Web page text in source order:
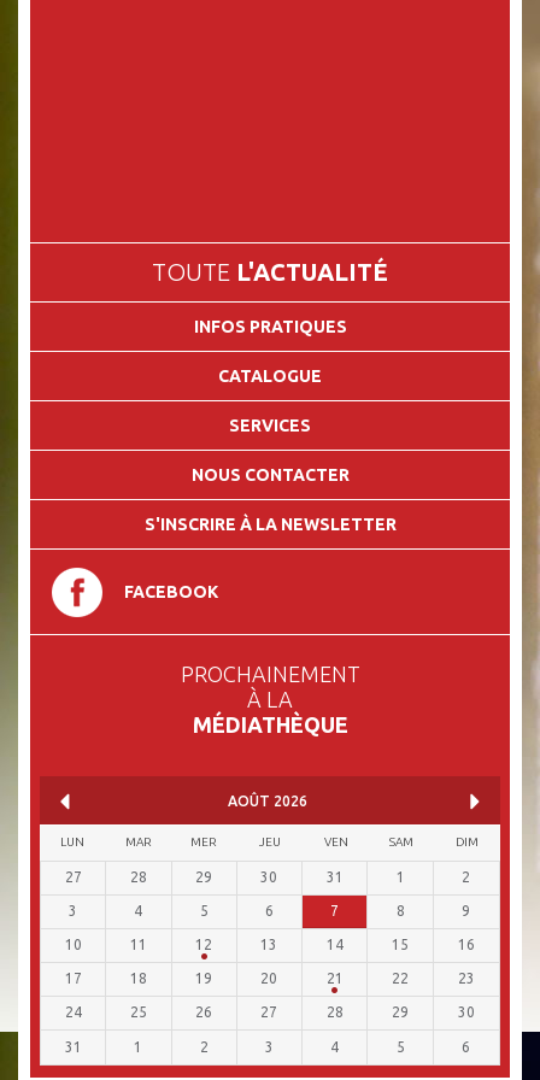
TOUTE L'ACTUALITÉ
INFOS PRATIQUES
CATALOGUE
SERVICES
NOUS CONTACTER
S'INSCRIRE À LA NEWSLETTER
FACEBOOK
PROCHAINEMENT
À LA
MÉDIATHÈQUE
AOÛT 2026
LUN MAR MER JEU VEN SAM DIM
27 28 29 30 31 1 2
3 4 5 6 7 8 9
10 11 12 13 14 15 16
17 18 19 20 21 22 23
24 25 26 27 28 29 30
31 1 2 3 4 5 6